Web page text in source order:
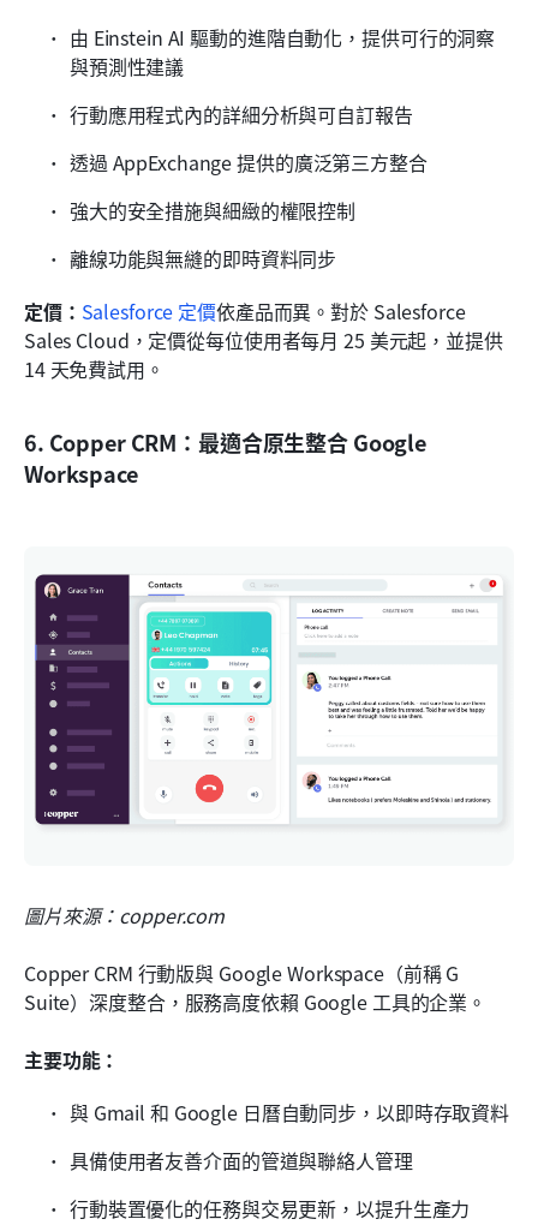
由 Einstein AI 驅動的進階自動化，提供可行的洞察
與預測性建議
行動應用程式內的詳細分析與可自訂報告
透過 AppExchange 提供的廣泛第三方整合
強大的安全措施與細緻的權限控制
離線功能與無縫的即時資料同步
定價： Salesforce 定價依產品而異。對於 Salesforce
Sales Cloud，定價從每位使用者每月 25 美元起，並提供
14 天免費試用。
6. Copper CRM：最適合原生整合 Google
Workspace
圖片來源：copper.com
Copper CRM 行動版與 Google Workspace（前稱 G
Suite）深度整合，服務高度依賴 Google 工具的企業。
主要功能：
與 Gmail 和 Google 日曆自動同步，以即時存取資料
具備使用者友善介面的管道與聯絡人管理
行動裝置優化的任務與交易更新，以提升生產力